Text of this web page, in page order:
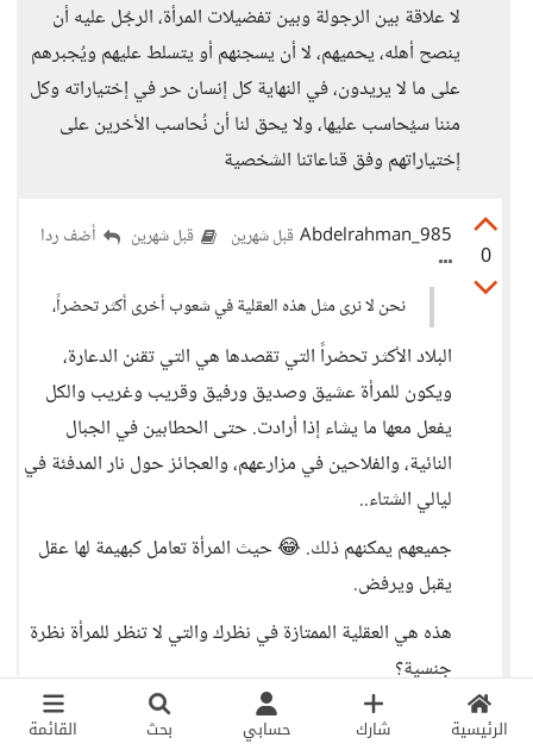
الرئيسية شارك حسابي بحث القائمة
لا علاقة بين الرجولة وبين تفضيلات المرأة، الرجٌل عليه أن
ينصح أهله، يحميهم، لا أن يسجنهم أو يتسلط عليهم ويُجبرهم
على ما لا يريدون، في النهاية كل إنسان حر في إختياراته وكل
مننا سيُحاسب عليها، ولا يحق لنا أن نُحاسب الأخرين على
إختياراتهم وفق قناعاتنا الشخصية
0
Abdelrahman_985 قبل شهرين قبل شهرين أضف ردا
نحن لا نرى مثل هذه العقلية في شعوب أخرى أكثر تحضراً،
البلاد الأكثر تحضراً التي تقصدها هي التي تقنن الدعارة،
ويكون للمرأة عشيق وصديق ورفيق وقريب وغريب والكل
يفعل معها ما يشاء إذا أرادت. حتى الحطابين في الجبال
النائية، والفلاحين في مزارعهم، والعجائز حول نار المدفئة في
ليالي الشتاء..
جميعهم يمكنهم ذلك. 😂 حيث المرأة تعامل كبهيمة لها عقل
يقبل ويرفض.
هذه هي العقلية الممتازة في نظرك والتي لا تنظر للمرأة نظرة
جنسية؟
ونحن الغلابة الذين نقول للرجل غض بصرك والبنت البسي